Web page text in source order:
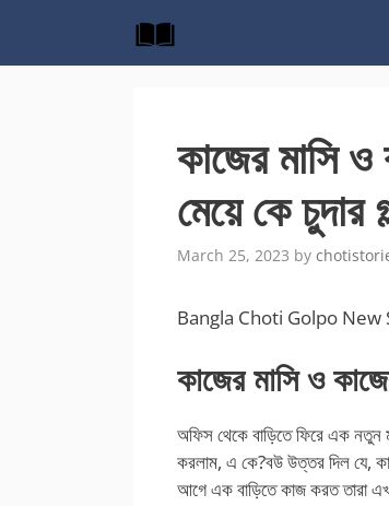
content
কাজের মাসি
মেয়ে কে চুদার
March 25, 2023 by
Bangla Choti Golpo New
কাজের মাসি ও
অফিস থেকে বাড়িতে ফিরে এক নতুন
করলাম, এ কে?বউ উত্তর দিল যে,
আগে এক বাড়িতে কাজ করত তারা